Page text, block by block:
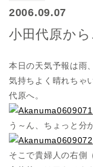
2006.09.07
小田代原か
本日の天気予報は雨
気持ちよく晴れちゃ
代原へ。
う～ん、ちょっと分
そこで貴婦人の右側